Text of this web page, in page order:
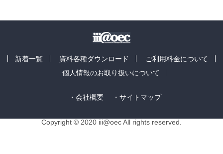
新着一覧 資料各種ダウンロード
ご利用料金について
個人情報のお取り扱いについて
・会社概要 ・サイトマップ
Copyright © 2020 iii@oec All rights reserved.